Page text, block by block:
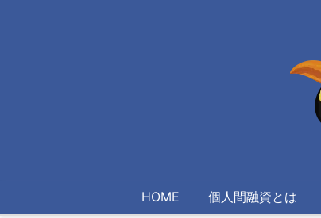
HOME 個人間融資とは